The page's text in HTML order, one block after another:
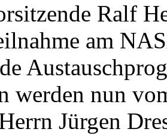
Ralf
am
werden nun
Jürgen